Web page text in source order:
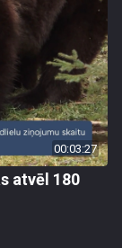
00:03:27
atvēl 180